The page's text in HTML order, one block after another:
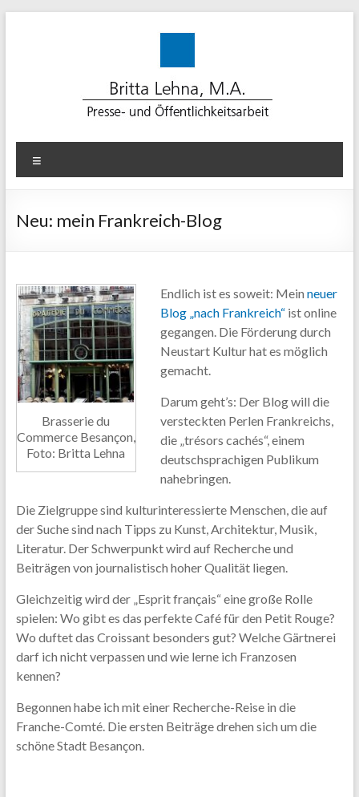
Lehna-
PR
für
Beratung.
Konzept.
Medienarbeit.
Text.
Content.
Neu: mein Frankreich-Blog
Brasserie du
Commerce Besançon,
Foto: Britta Lehna
Endlich ist es soweit: Mein neuer
Blog „nach Frankreich“ist online
gegangen. Die Förderung durch
Neustart Kultur hat es möglich
gemacht.
Darum geht’s: Der Blog will die
versteckten Perlen Frankreichs,
die „trésors cachés“, einem
deutschsprachigen Publikum
nahebringen.
Die Zielgruppe sind kulturinteressierte Menschen, die auf
der Suche sind nach Tipps zu Kunst, Architektur, Musik,
Literatur. Der Schwerpunkt wird auf Recherche und
Beiträgen von journalistisch hoher Qualität liegen.
Gleichzeitig wird der „Esprit français“ eine große Rolle
spielen: Wo gibt es das perfekte Café für den Petit Rouge?
Wo duftet das Croissant besonders gut? Welche Gärtnerei
darf ich nicht verpassen und wie lerne ich Franzosen
kennen?
Begonnen habe ich mit einer Recherche-Reise in die
Franche-Comté. Die ersten Beiträge drehen sich um die
schöne Stadt Besançon.